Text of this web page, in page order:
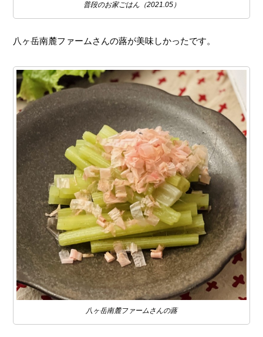
普段のお家ごはん（2021.05）
八ヶ岳南麓ファームさんの蕗が美味しかったです。
八ヶ岳南麓ファームさんの蕗